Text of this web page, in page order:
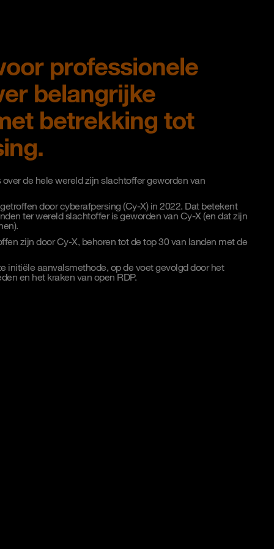
professionele
belangrijke
betrekking tot
de hele wereld zijn slachtoffer geworden van
door cyberafpersing (Cy-X) in 2022. Dat betekent
ter wereld slachtoffer is geworden van Cy-X (en dat zijn
zijn door Cy-X, behoren tot de top 30 van landen met de
initiële aanvalsmethode, op de voet gevolgd door het
en het kraken van open RDP.